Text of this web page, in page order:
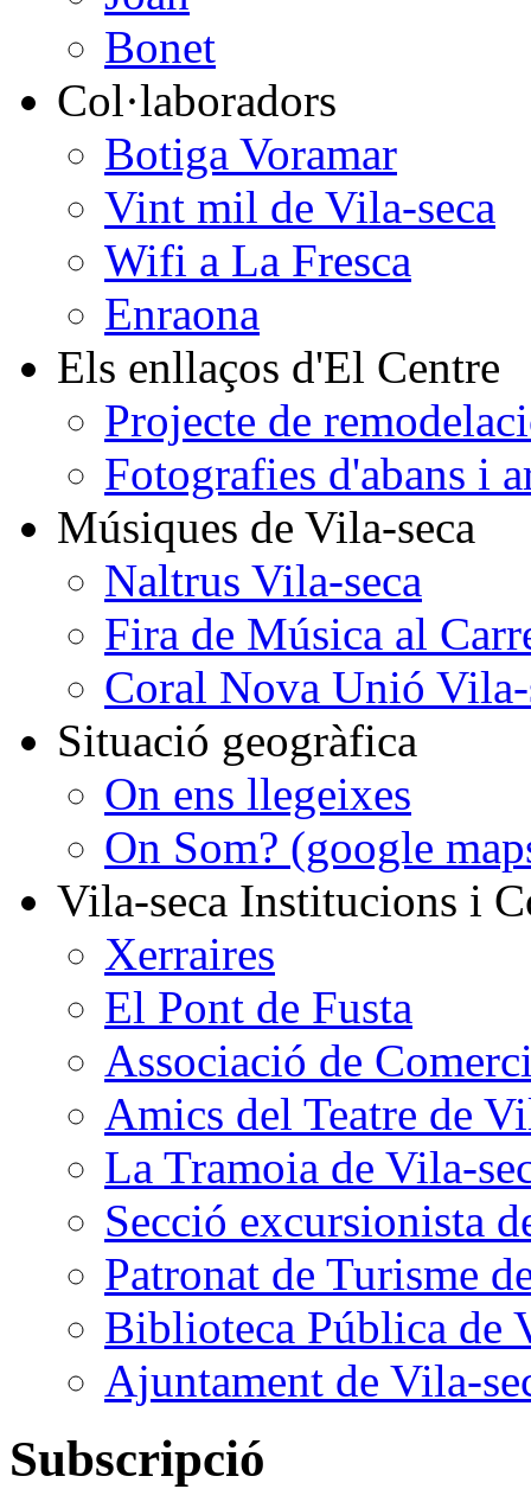
Bonet
Col·laboradors
Botiga Voramar
Vint mil de Vila-seca
Wifi a La Fresca
Enraona
Els enllaços d'El Centre
Projecte de
Fotografies d'abans i
Músiques de Vila-seca
Naltrus Vila-seca
Fira de Música al
Coral Nova Unió Vila-
Situació geogràfica
On ens llegeixes
On Som? (google
Vila-seca Institucions i
Xerraires
El Pont de Fusta
Associació de
Amics del Teatre de
La Tramoia de Vila-
Secció excursionista
Patronat de Turisme
Biblioteca Pública de
Ajuntament de Vila-
Subscripció